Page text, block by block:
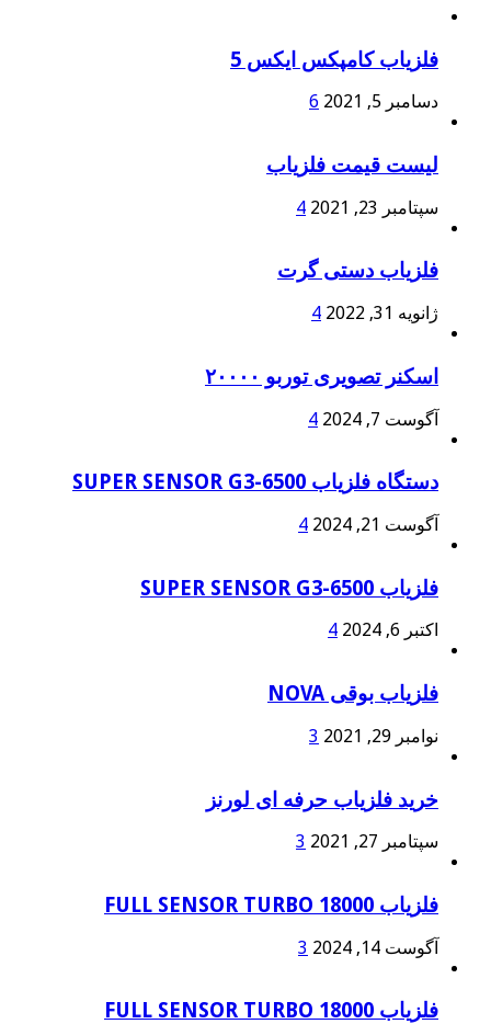
فلزیاب کامپکس ایکس 5
دسامبر 5, 2021 6
لیست قیمت فلزیاب
سپتامبر 23, 2021 4
فلزیاب دستی گرت
ژانویه 31, 2022 4
اسکنر تصویری توربو ۲۰۰۰۰
آگوست 7, 2024 4
دستگاه فلزیاب SUPER SENSOR G3-6500
آگوست 21, 2024 4
فلزیاب SUPER SENSOR G3-6500
اکتبر 6, 2024 4
فلزیاب بوقی NOVA
نوامبر 29, 2021 3
خرید فلزیاب حرفه ای لورنز
سپتامبر 27, 2021 3
فلزیاب FULL SENSOR TURBO 18000
آگوست 14, 2024 3
فلزیاب FULL SENSOR TURBO 18000